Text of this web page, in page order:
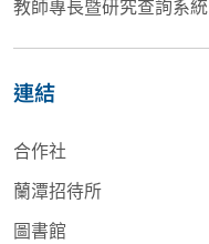
教師專長暨研究查詢系統
連結
合作社
蘭潭招待所
圖書館